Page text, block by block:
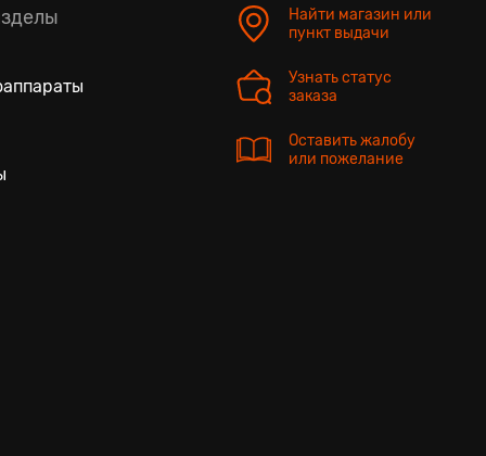
Найти магазин или
пункт выдачи
Узнать статус
заказа
Оставить жалобу
или пожелание